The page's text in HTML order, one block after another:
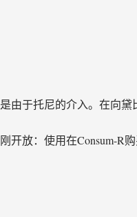
于托尼的介入。在向黛
放：使用在Consum-R